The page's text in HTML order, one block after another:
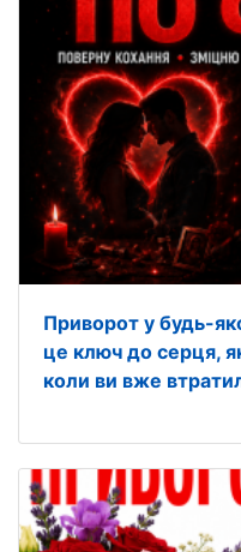
Приворот у будь-
це ключ до серця,
коли ви вже